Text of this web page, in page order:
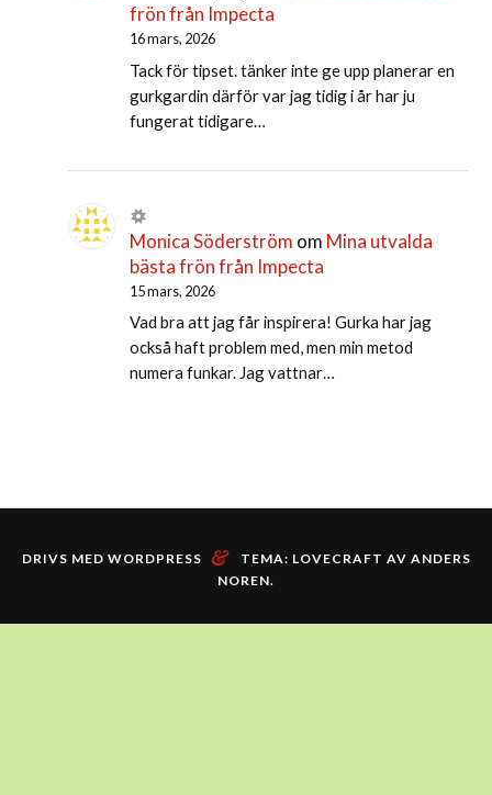
frön från Impecta
16 mars, 2026
Tack för tipset. tänker inte ge upp planerar en
gurkgardin därför var jag tidig i år har ju
fungerat tidigare…
Monica Söderström om Mina utvalda
bästa frön från Impecta
15 mars, 2026
Vad bra att jag får inspirera! Gurka har jag
också haft problem med, men min metod
numera funkar. Jag vattnar…
DRIVS MED WORDPRESS & TEMA: LOVECRAFT AV ANDERS
NOREN.